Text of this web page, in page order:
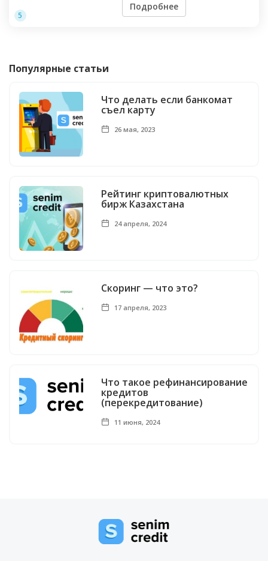
5
Подробнее
Популярные статьи
Что делать если банкомат
съел карту
26 мая, 2023
Рейтинг криптовалютных
бирж Казахстана
24 апреля, 2024
Скоринг — что это?
17 апреля, 2023
Что такое рефинансирование
кредитов
(перекредитование)
11 июня, 2024